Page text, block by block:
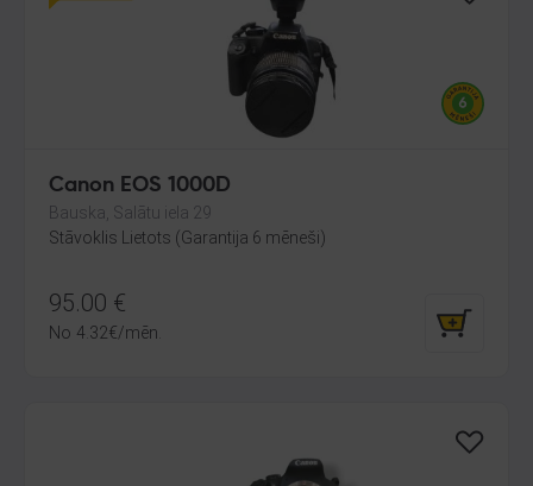
Canon EOS 1000D
Bauska, Salātu iela 29
Stāvoklis Lietots (Garantija 6 mēneši)
95.00 €
No 4.32€/mēn.